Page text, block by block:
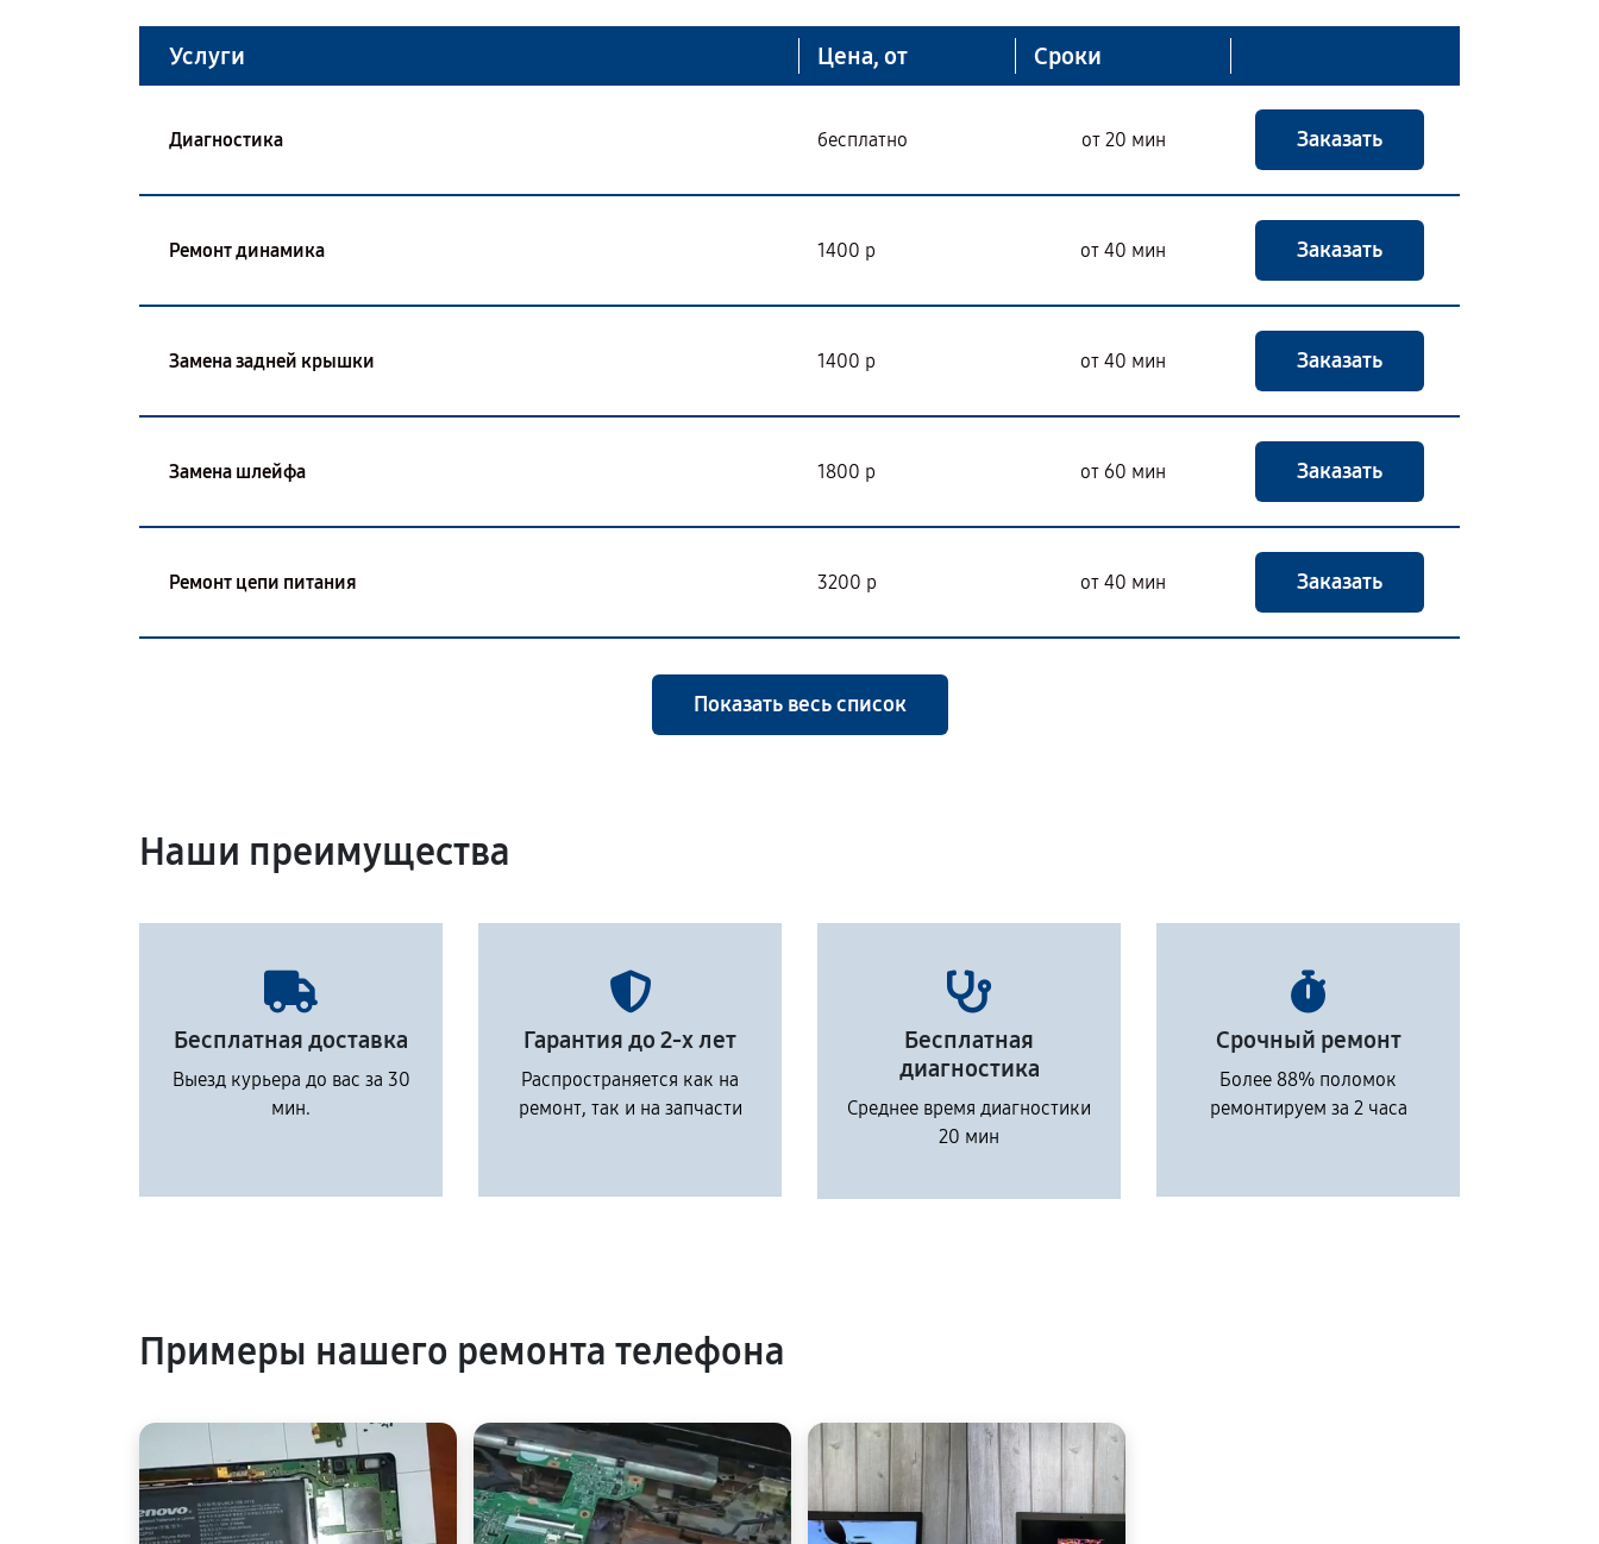
Услуги Цена, от Сроки
Диагностика бесплатно от 20 мин Заказать
Ремонт динамика 1400 р от 40 мин Заказать
Замена задней крышки 1400 р от 40 мин Заказать
Замена шлейфа 1800 р от 60 мин Заказать
Ремонт цепи питания 3200 р от 40 мин Заказать
Показать весь список
Наши преимущества
Бесплатная доставка
Выезд курьера до вас за 30
мин.
Гарантия до 2-х лет
Распространяется как на
ремонт, так и на запчасти
Бесплатная
диагностика
Среднее время диагностики
20 мин
Срочный ремонт
Более 88% поломок
ремонтируем за 2 часа
Примеры нашего ремонта телефона